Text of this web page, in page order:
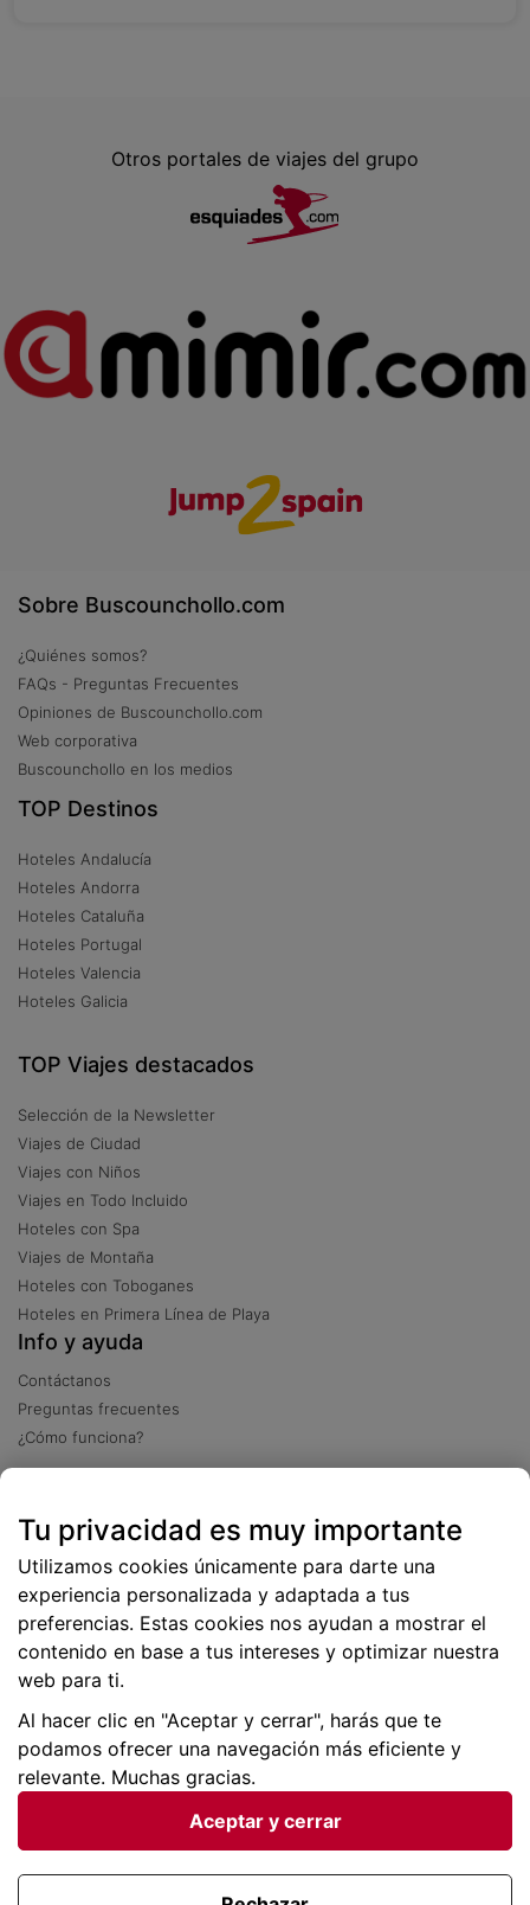
Otros portales de viajes del grupo
Sobre Buscounchollo.com
¿Quiénes somos?
FAQs - Preguntas Frecuentes
Opiniones de Buscounchollo.com
Web corporativa
Buscounchollo en los medios
TOP Destinos
Hoteles Andalucía
Hoteles Andorra
Hoteles Cataluña
Hoteles Portugal
Hoteles Valencia
Hoteles Galicia
TOP Viajes destacados
Selección de la Newsletter
Viajes de Ciudad
Viajes con Niños
Viajes en Todo Incluido
Hoteles con Spa
Viajes de Montaña
Hoteles con Toboganes
Hoteles en Primera Línea de Playa
Info y ayuda
Contáctanos
Preguntas frecuentes
¿Cómo funciona?
Más de 2 millones de descargas
Condiciones generales |Privacidad de datos | Política
Tu privacidad es muy importante
Utilizamos cookies únicamente para darte una
experiencia personalizada y adaptada a tus
preferencias. Estas cookies nos ayudan a mostrar el
contenido en base a tus intereses y optimizar nuestra
web para ti.
Al hacer clic en "Aceptar y cerrar", harás que te
podamos ofrecer una navegación más eficiente y
relevante. Muchas gracias.
Aceptar y cerrar